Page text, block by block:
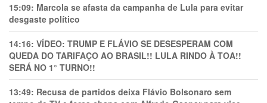
15:09: Marcola se afasta da campanha de Lula para evitar
desgaste político
14:16: VÍDEO: TRUMP E FLÁVIO SE DESESPERAM COM
QUEDA DO TARIFAÇO AO BRASIL!! LULA RINDO À TOA!!
SERÁ NO 1° TURNO!!
13:49: Recusa de partidos deixa Flávio Bolsonaro sem